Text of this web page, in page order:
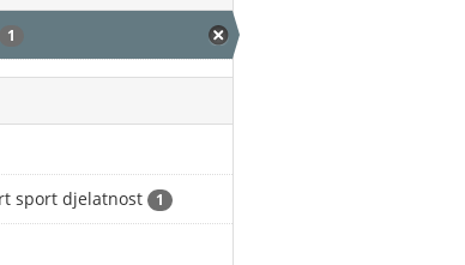
1
sport djelatnost 1